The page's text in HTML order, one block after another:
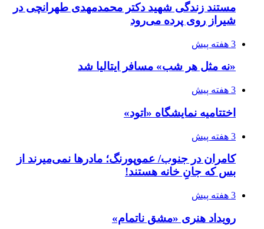
مستند زندگی شهید دکتر محمدمهدی طهرانچی در
شیراز روی پرده می‌رود
3 هفته پیش
«نه مثل هر شب» مسافر ایتالیا شد
3 هفته پیش
اختتامیه نمایشگاه «اتود»
3 هفته پیش
کامران در جنوب/ عموپورنگ؛ مادرها نمی‌میرند از
بس که جانِ خانه هستند!
3 هفته پیش
رویداد هنری «مشق ناتمام»